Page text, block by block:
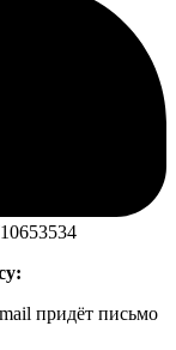
придёт письмо